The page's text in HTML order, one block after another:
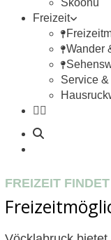
Freizeit
Wander
Service
facebook
youtube
instagram
FREIZEIT